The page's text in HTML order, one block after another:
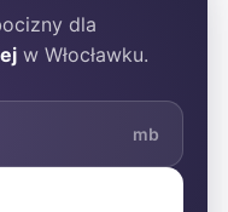
dla
w Włocławku.
mb